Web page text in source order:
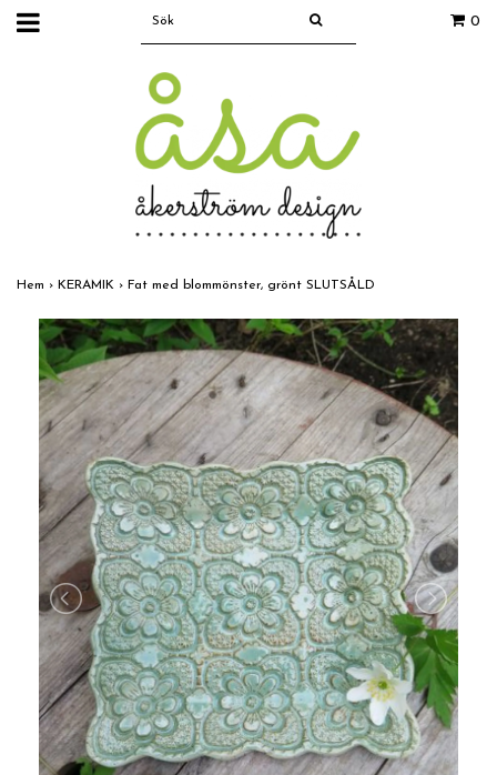
0
Hem › KERAMIK › Fat med blommönster, grönt SLUTSÅLD